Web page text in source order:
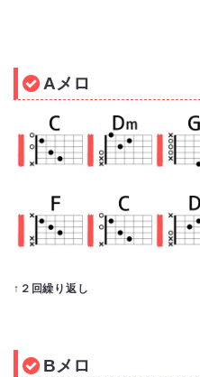
Aメロ
↑２回繰り返し
Bメロ